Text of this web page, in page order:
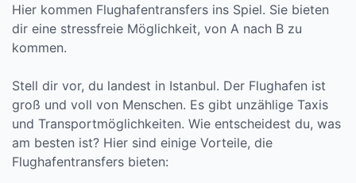
Hier kommen Flughafentransfers ins Spiel. Sie bieten
dir eine stressfreie Möglichkeit, von A nach B zu
kommen.
Stell dir vor, du landest in Istanbul. Der Flughafen ist
groß und voll von Menschen. Es gibt unzählige Taxis
und Transportmöglichkeiten. Wie entscheidest du, was
am besten ist? Hier sind einige Vorteile, die
Flughafentransfers bieten: